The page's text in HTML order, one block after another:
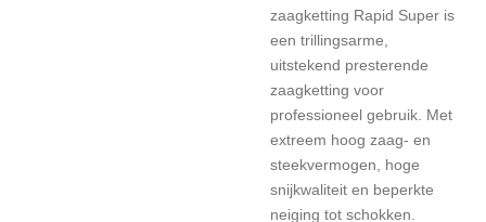
zaagketting Rapid Super is
een trillingsarme,
uitstekend presterende
zaagketting voor
professioneel gebruik. Met
extreem hoog zaag- en
steekvermogen, hoge
snijkwaliteit en beperkte
neiging tot schokken.